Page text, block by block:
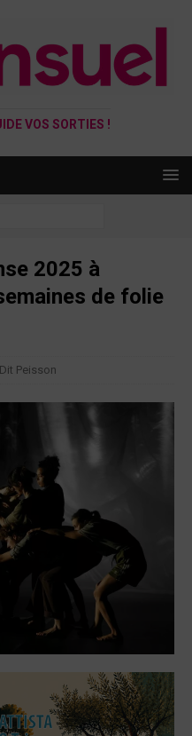
VOS SORTIES !
2025 à
de folie
Peisson